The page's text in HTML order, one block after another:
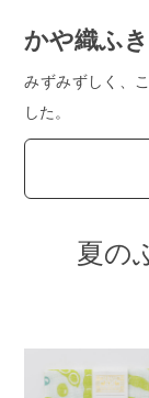
かや織ふ
みずみずしく、
した。
夏の